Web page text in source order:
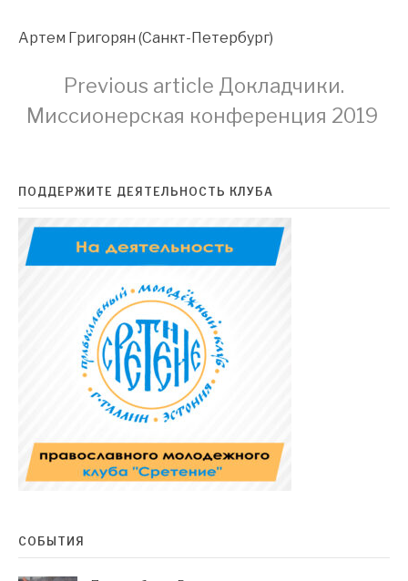
Артем Григорян (Санкт-Петербург)
Continue
Reading
Previous article Докладчики.
Миссионерская конференция 2019
ПОДДЕРЖИТЕ ДЕЯТЕЛЬНОСТЬ КЛУБА
СОБЫТИЯ